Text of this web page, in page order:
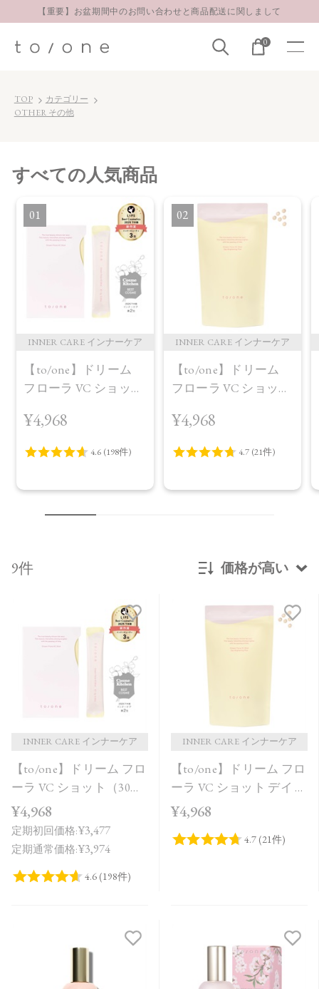
【重要】お盆期間中のお問い合わせと商品配送に関しまして
LINE お友達登録 500円OFFクーポンプレゼント
0
TOP
カテゴリー
OTHER その他
すべての人気商品
1
INNER CARE インナーケア
【to/one】ドリーム
フローラ VC ショット
¥4,968
2
INNER CARE インナーケア
【to/one】ドリーム
フローラ VC ショット
プラス＜限定品＞
¥4,968
9件 価格が高い
レビュー評価が高い順
人気順
INNER CARE インナーケア
【to/one】ドリーム フロ
ーラ VC ショット（30
包）
¥4,968
定期初回価格:¥3,477
定期通常価格:¥3,974
INNER CARE インナーケア
【to/one】ドリーム フロ
ーラ VC ショット デイ ブ
ライトニング プラス＜
¥4,968